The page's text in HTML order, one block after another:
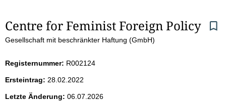
S
e
i
t
Centre for Feminist Foreign Policy
Gesellschaft mit beschränkter Haftung (GmbH)
Registernummer: R002124
Ersteintrag: 28.02.2022
Letzte Änderung: 06.07.2026